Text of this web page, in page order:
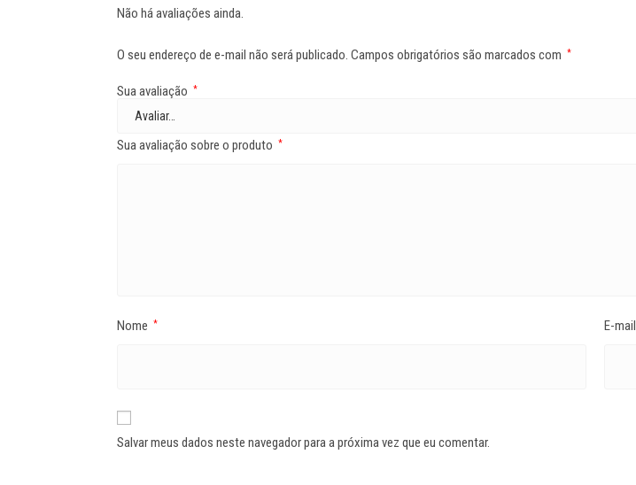
Não há avaliações ainda.
O seu endereço de e-mail não será publicado. Campos obrigatórios são marcados com *
Sua avaliação *
Sua avaliação sobre o produto *
Nome * E-mail
Salvar meus dados neste navegador para a próxima vez que eu comentar.